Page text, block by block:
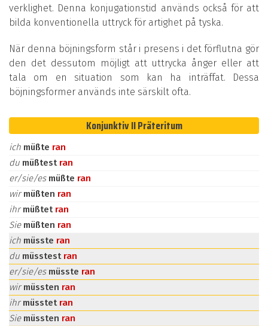
verklighet. Denna konjugationstid används också för att
bilda konventionella uttryck för artighet på tyska.
När denna böjningsform står i presens i det förflutna gör
den det dessutom möjligt att uttrycka ånger eller att
tala om en situation som kan ha inträffat. Dessa
böjningsformer används inte särskilt ofta.
Konjunktiv II Präteritum
ich müßte ran
du müßtest ran
er/sie/es müßte ran
wirmüßten ran
ihrmüßtet ran
Sie müßten ran
ich müsste ran
du müsstest ran
er/sie/es müsste ran
wirmüssten ran
ihrmüsstet ran
Sie müssten ran